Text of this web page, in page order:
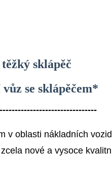
sklápěč
se sklápěčem*
v oblasti nákladních
nové a vysoce